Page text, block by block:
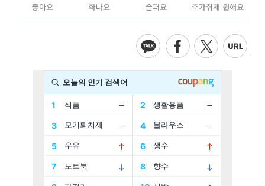
좋아요 화나요 슬퍼요 추가취재 원해요